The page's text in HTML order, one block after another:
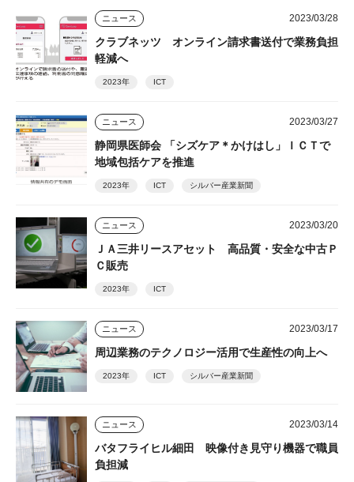
ニュース 2023/03/28
クラブネッツ オンライン請求書送付で業務負担
軽減へ
2023年 ICT
ニュース 2023/03/27
静岡県医師会 「シズケア＊かけはし」ＩＣＴで
地域包括ケアを推進
2023年 ICT シルバー産業新聞
ニュース 2023/03/20
ＪＡ三井リースアセット 高品質・安全な中古Ｐ
Ｃ販売
2023年 ICT
ニュース 2023/03/17
周辺業務のテクノロジー活用で生産性の向上へ
2023年 ICT シルバー産業新聞
ニュース 2023/03/14
バタフライヒル細田 映像付き見守り機器で職員
負担減